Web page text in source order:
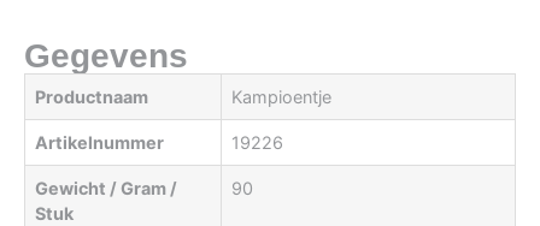
Gegevens
Productnaam Kampioentje
Artikelnummer 19226
Gewicht / Gram /
Stuk
90